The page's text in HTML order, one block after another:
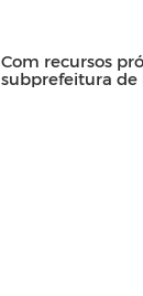
Com recursos
subprefeitura de